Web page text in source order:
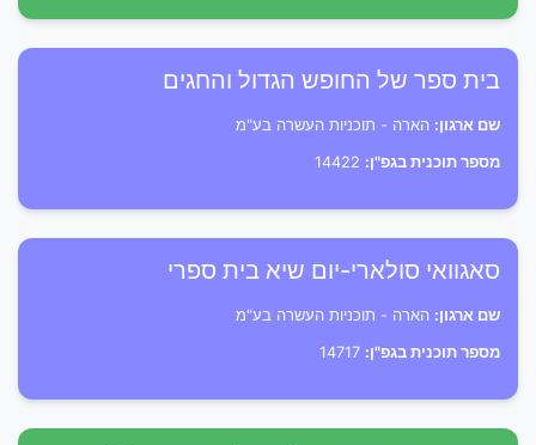
בית ספר של החופש הגדול והחגים
שם ארגון: הארה - תוכניות העשרה בע"מ
מספר תוכנית בגפ"ן:
סאגוואי סולארי-יום שיא בית ספרי
שם ארגון: הארה - תוכניות העשרה בע"מ
מספר תוכנית בגפ"ן: